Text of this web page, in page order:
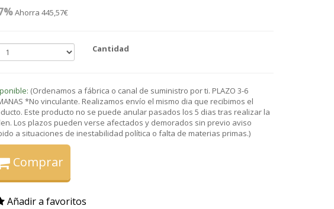
Ahorra 445,57€
Cantidad
(Ordenamos a fábrica o canal de suministro por ti. PLAZO 3-6
*No vinculante. Realizamos envío el mismo dia que recibimos el
Este producto no se puede anular pasados los 5 dias tras realizar la
Los plazos pueden verse afectados y demorados sin previo aviso
a situaciones de inestabilidad política o falta de materias primas.)
Comprar
Añadir a favoritos